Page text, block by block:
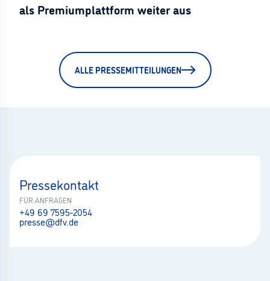
als Premiumplattform weiter aus
ALLE PRESSEMITTEILUNGEN
Pressekontakt
FÜR ANFRAGEN
+49 69 7595-2054
presse@dfv.de